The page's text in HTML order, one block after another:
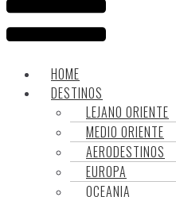
HOME
DESTINOS
LEJANO ORIENTE
MEDIO ORIENTE
AERODESTINOS
EUROPA
OCEANIA